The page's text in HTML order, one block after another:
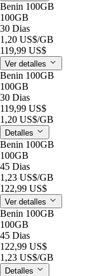
Benin 100GB
100GB
30 Dias
1,20 US$/GB
119,99 US$
Ver detalles
Benin 100GB
100GB
30 Dias
119,99 US$
1,20 US$/GB
Detalles
Benin 100GB
100GB
45 Dias
1,23 US$/GB
122,99 US$
Ver detalles
Benin 100GB
100GB
45 Dias
122,99 US$
1,23 US$/GB
Detalles